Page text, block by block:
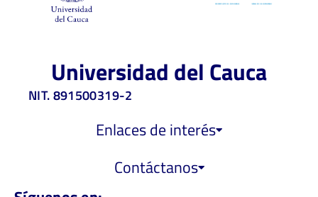
Universidad del Cauca
NIT. 891500319-2
Enlaces de interés
Contáctanos